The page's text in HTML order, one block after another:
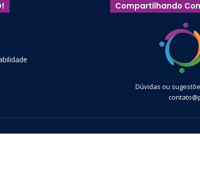
Compartilhando
Dúvidas ou